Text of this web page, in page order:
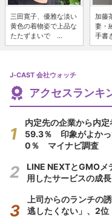
三田寛子、優雅な淡い
黄色の着物姿で上品な
たたずまいで ...
加藤
妻・
手書
J-CAST 会社ウォッチ
アクセスランキ
内定先の企業から内
59.3％ 印象がよかっ
0％ マイナビ調査
LINE NEXTとGMO
用したサービスの成
上司からのランチ
逃したくない」、2位